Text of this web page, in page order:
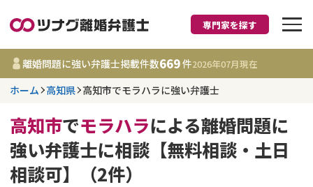
離婚に強い弁護士
事務所 669
件
更新日 :2026年07月31日
専門家を探す
離婚問題に強い弁護士掲載件数669件2026年07月現在
ホーム 高知県 高知市でモラハラに強い弁護士
高知市でモラハラによる離婚問題に
強い弁護士に相談【無料相談・土日
相談可】（2件）